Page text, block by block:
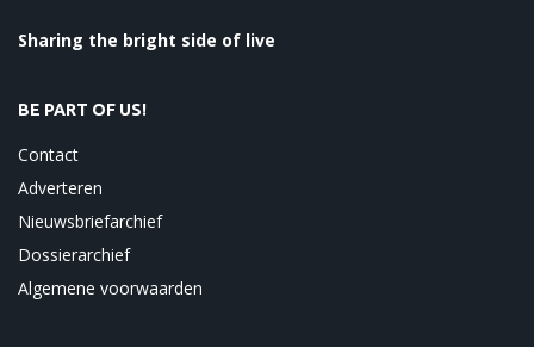
Sharing the bright side of live
BE PART OF US!
Contact
Adverteren
Nieuwsbriefarchief
Dossierarchief
Algemene voorwaarden